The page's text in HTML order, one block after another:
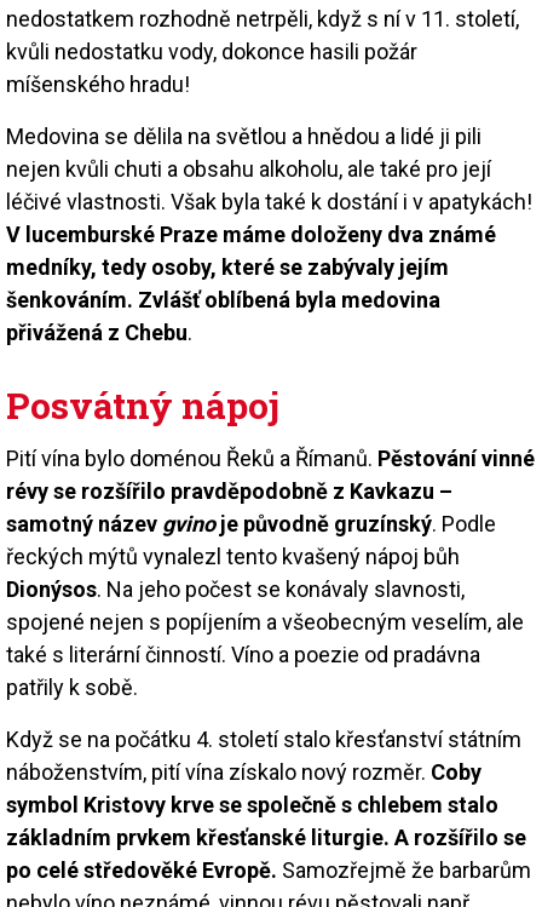
nedostatkem rozhodně netrpěli, když s ní v 11. století,
kvůli nedostatku vody, dokonce hasili požár
míšenského hradu!
Medovina se dělila na světlou a hnědou a lidé ji pili
nejen kvůli chuti a obsahu alkoholu, ale také pro její
léčivé vlastnosti. Však byla také k dostání i v apatykách!
V lucemburské Praze máme doloženy dva známé
medníky, tedy osoby, které se zabývaly jejím
šenkováním. Zvlášť oblíbená byla medovina
přivážená z Chebu.
Posvátný nápoj
Pití vína bylo doménou Řeků a Římanů. Pěstování vinné
révy se rozšířilo pravděpodobně z Kavkazu –
samotný název gvinoje původně gruzínský. Podle
řeckých mýtů vynalezl tento kvašený nápoj bůh
Dionýsos. Na jeho počest se konávaly slavnosti,
spojené nejen s popíjením a všeobecným veselím, ale
také s literární činností. Víno a poezie od pradávna
patřily k sobě.
Když se na počátku 4. století stalo křesťanství státním
náboženstvím, pití vína získalo nový rozměr. Coby
symbol Kristovy krve se společně s chlebem stalo
základním prvkem křesťanské liturgie. A rozšířilo se
po celé středověké Evropě. Samozřejmě že barbarům